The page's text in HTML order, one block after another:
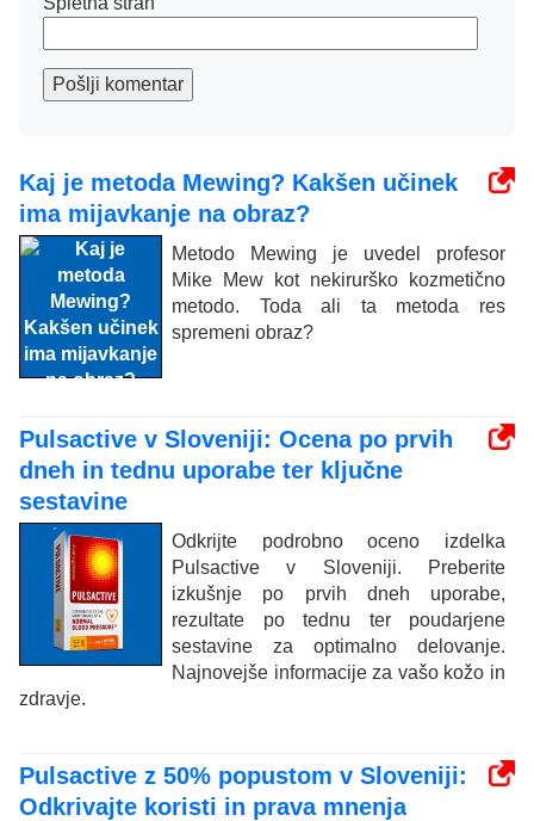
Pošlji komentar
Kaj je metoda Mewing? Kakšen učinek
ima mijavkanje na obraz?
Metodo Mewing je uvedel profesor
Mike Mew kot nekirurško kozmetično
metodo. Toda ali ta metoda res
spremeni obraz?
Pulsactive v Sloveniji: Ocena po prvih
dneh in tednu uporabe ter ključne
sestavine
Odkrijte podrobno oceno izdelka
Pulsactive v Sloveniji. Preberite
izkušnje po prvih dneh uporabe,
rezultate po tednu ter poudarjene
sestavine za optimalno delovanje.
Najnovejše informacije za vašo kožo in
zdravje.
Pulsactive z 50% popustom v Sloveniji:
Odkrivajte koristi in prava mnenja